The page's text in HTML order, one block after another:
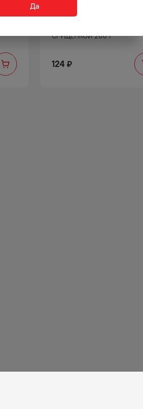
СГУЩЕНКОЙ 200 Г
124 ₽
Да